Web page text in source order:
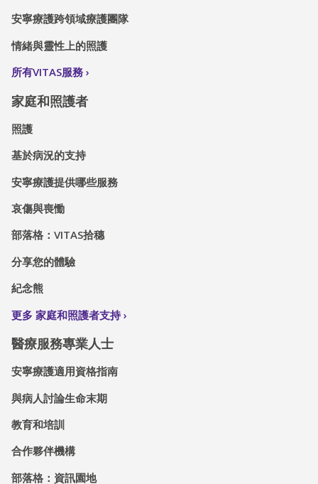
安寧療護跨領域療護團隊
情緒與靈性上的照護
所有VITAS服務
家庭和照護者
照護
基於病況的支持
安寧療護提供哪些服務
哀傷與喪慟
部落格：VITAS拾穗
分享您的體驗
紀念熊
更多 家庭和照護者支持
醫療服務專業人士
安寧療護適用資格指南
與病人討論生命末期
教育和培訓
合作夥伴機構
部落格：資訊園地